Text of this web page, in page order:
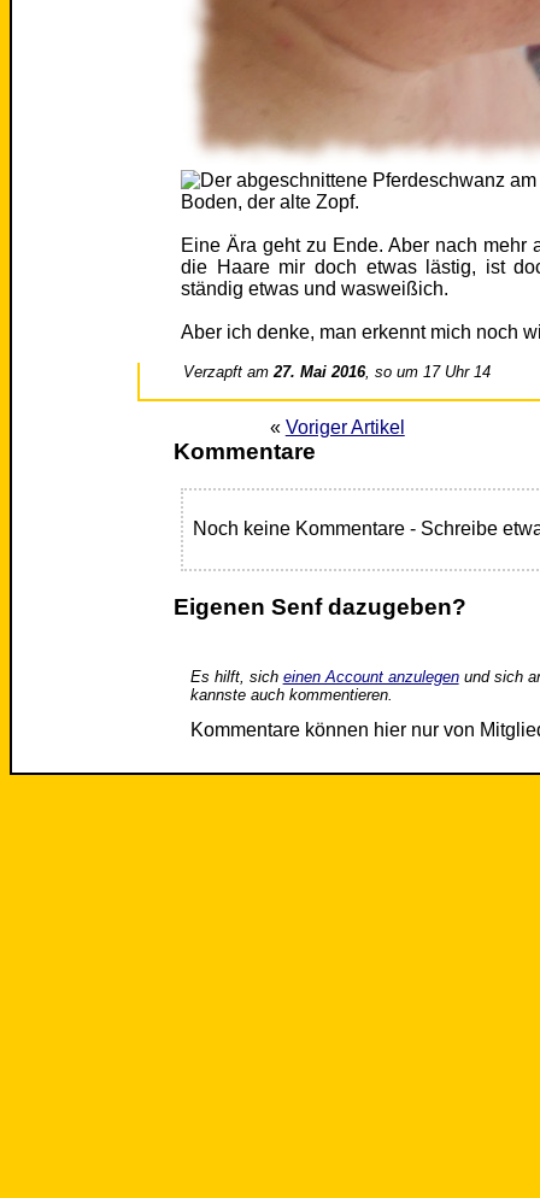
Boden, der alte Zopf.
Eine Ära geht zu Ende. Aber nach mehr
die Haare mir doch etwas lästig, ist
ständig etwas und wasweißich.
Aber ich denke, man erkennt mich noch
Verzapft am27. Mai 2016, so um 17 Uhr 14
« Voriger Artikel
Kommentare
Noch keine Kommentare - Schreibe
Eigenen Senf dazugeben?
Es hilft, sich einen Account anzulegenund sich
kannste auch kommentieren.
Kommentare können hier nur von